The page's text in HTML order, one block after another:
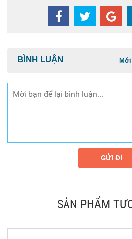
BÌNH LUẬN
GỬI ĐI
SẢN PHẨM